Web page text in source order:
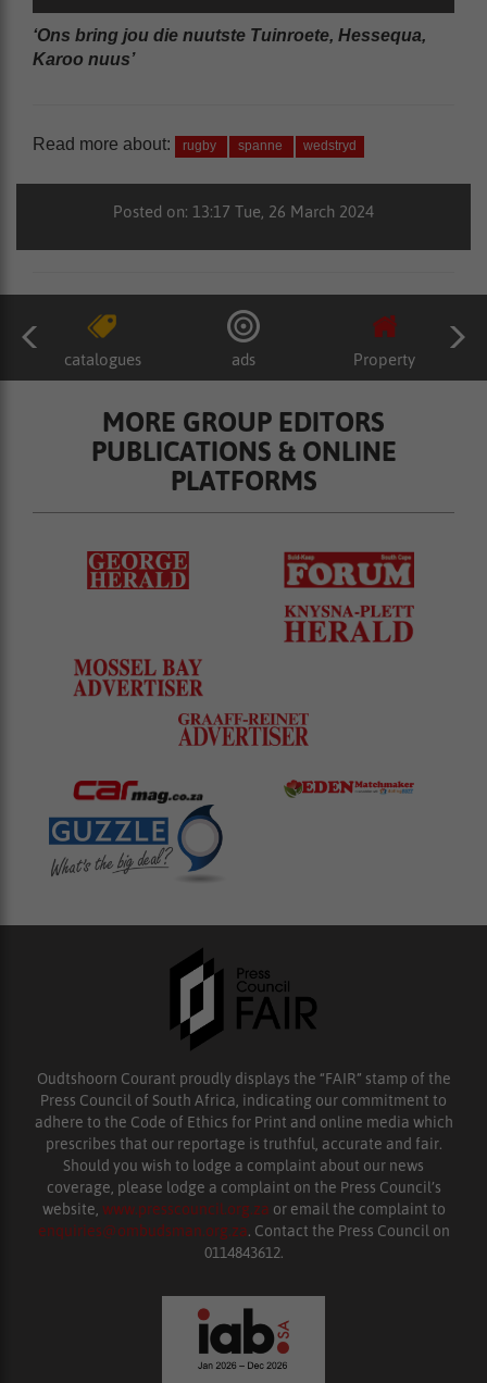
‘Ons bring jou die nuutste Tuinroete, Hessequa,
Karoo nuus’
Read more about: rugby spanne wedstryd
Posted on: 13:17 Tue, 26 March 2024
catalogues ads Property
MORE GROUP EDITORS
PUBLICATIONS & ONLINE
PLATFORMS
Oudtshoorn Courant proudly displays the “FAIR” stamp of the
Press Council of South Africa, indicating our commitment to
adhere to the Code of Ethics for Print and online media which
prescribes that our reportage is truthful, accurate and fair.
Should you wish to lodge a complaint about our news
coverage, please lodge a complaint on the Press Council’s
website, www.presscouncil.org.za or email the complaint to
enquiries@ombudsman.org.za. Contact the Press Council on
0114843612.